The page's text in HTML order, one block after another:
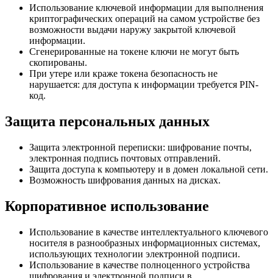
Использование ключевой информации для выполнения
криптографических операций на самом устройстве без
возможности выдачи наружу закрытой ключевой
информации.
Сгенерированные на токене ключи не могут быть
скопированы.
При утере или краже токена безопасность не
нарушается: для доступа к информации требуется PIN-
код.
Защита персональных данных
Защита электронной переписки: шифрование почты,
электронная подпись почтовых отправлений.
Защита доступа к компьютеру и в домен локальной сети.
Возможность шифрования данных на дисках.
Корпоративное использование
Использование в качестве интеллектуального ключевого
носителя в разнообразных информационных системах,
использующих технологии электронной подписи.
Использование в качестве полноценного устройства
шифрования и электронной подписи в